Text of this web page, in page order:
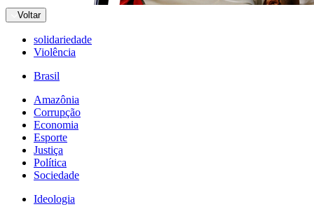
Voltar
solidariedade
Violência
Brasil
Amazônia
Corrupção
Economia
Esporte
Justiça
Política
Sociedade
Ideologia